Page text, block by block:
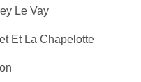
Le Vay
Et La Chapelotte